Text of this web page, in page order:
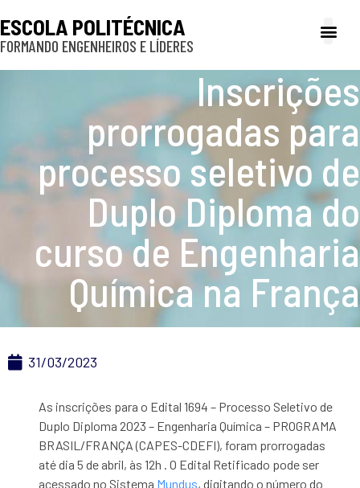
ESCOLA POLITÉCNICA
FORMANDO ENGENHEIROS E LÍDERES
Inscrições
prorrogadas para
processo seletivo de
Duplo Diploma do
curso de Engenharia
Química na França
31/03/2023
As inscrições para o Edital 1694 – Processo Seletivo de
Duplo Diploma 2023 – Engenharia Química – PROGRAMA
BRASIL/FRANÇA (CAPES-CDEFI), foram prorrogadas
até dia 5 de abril, às 12h . O Edital Retificado pode ser
acessado no Sistema Mundus, digitando o número do